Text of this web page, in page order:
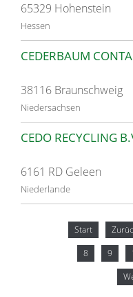
65329 Hohenstein
Hessen
CEDERBAUM
38116 Braunschweig
Niedersachsen
CEDO RECYCLING
6161 RD Geleen
Niederlande
Start
8 9